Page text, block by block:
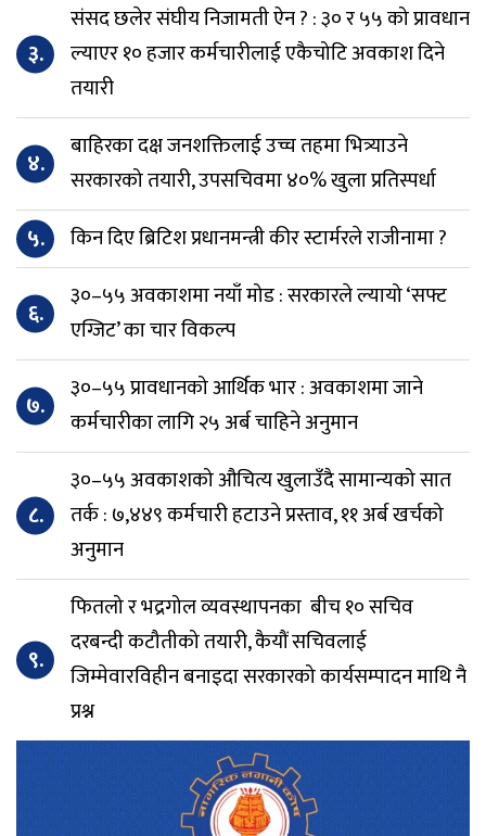
३.
संसद छलेर संघीय निजामती ऐन ? : ३० र ५५ को प्रावधान
ल्याएर १० हजार कर्मचारीलाई एकैचोटि अवकाश दिने
तयारी
४.
बाहिरका दक्ष जनशक्तिलाई उच्च तहमा भित्र्याउने
सरकारको तयारी, उपसचिवमा ४०% खुला प्रतिस्पर्धा
५. किन दिए ब्रिटिश प्रधानमन्त्री कीर स्टार्मरले राजीनामा ?
६.
३०–५५ अवकाशमा नयाँ मोड : सरकारले ल्यायो ‘सफ्ट
एग्जिट’ का चार विकल्प
७.
३०–५५ प्रावधानको आर्थिक भार : अवकाशमा जाने
कर्मचारीका लागि २५ अर्ब चाहिने अनुमान
८.
३०–५५ अवकाशको औचित्य खुलाउँदै सामान्यको सात
तर्क : ७,४४९ कर्मचारी हटाउने प्रस्ताव, ११ अर्ब खर्चको
अनुमान
९.
फितलो र भद्रगोल व्यवस्थापनका बीच १० सचिव
दरबन्दी कटौतीको तयारी, कैयौं सचिवलाई
जिम्मेवारविहीन बनाइदा सरकारको कार्यसम्पादन माथि नै
प्रश्न